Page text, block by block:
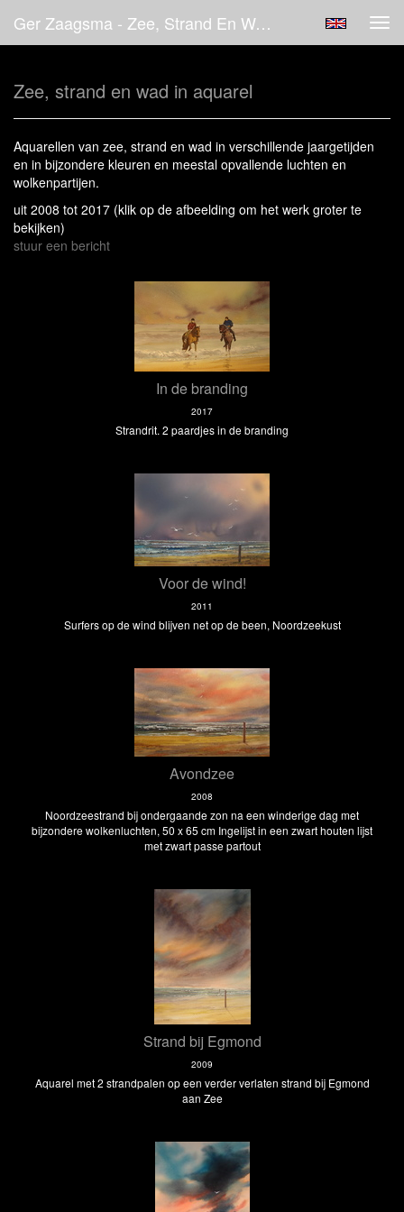
Ger Zaagsma - Zee, Strand En Wad In Aquarel
Zee, strand en wad in aquarel
Aquarellen van zee, strand en wad in verschillende jaargetijden
en in bijzondere kleuren en meestal opvallende luchten en
wolkenpartijen.
uit 2008 tot 2017 (klik op de afbeelding om het werk groter te
bekijken)
stuur een bericht
In de branding
2017
Strandrit. 2 paardjes in de branding
Voor de wind!
2011
Surfers op de wind blijven net op de been, Noordzeekust
Avondzee
2008
Noordzeestrand bij ondergaande zon na een winderige dag met
bijzondere wolkenluchten, 50 x 65 cm Ingelijst in een zwart houten lijst
met zwart passe partout
Strand bij Egmond
2009
Aquarel met 2 strandpalen op een verder verlaten strand bij Egmond
aan Zee